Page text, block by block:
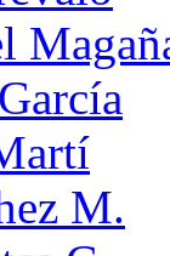
M.